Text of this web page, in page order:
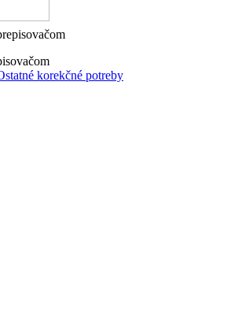
korekčné potreby